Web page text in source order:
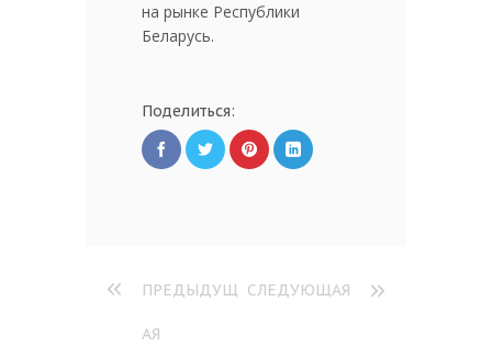
на рынке Республики
Беларусь.
Поделиться:
ПРЕДЫДУЩ
АЯ
СЛЕДУЮЩАЯ